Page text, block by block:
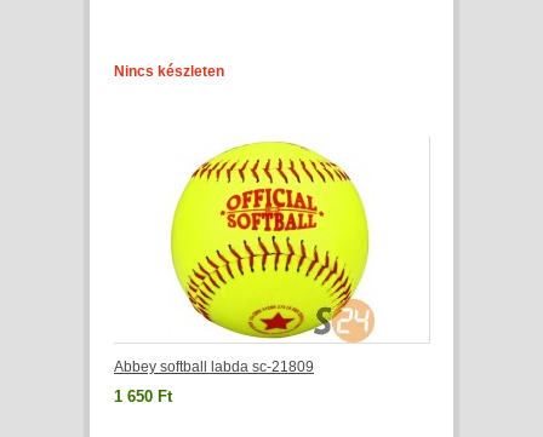
Nincs készleten
Abbey softball labda sc-21809
1 650 Ft